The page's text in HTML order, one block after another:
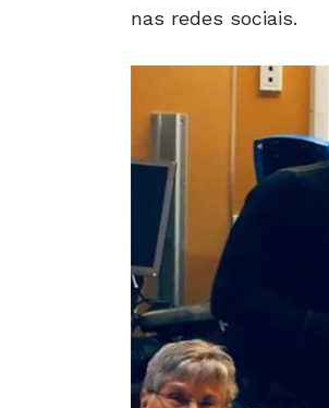
nas redes sociais.